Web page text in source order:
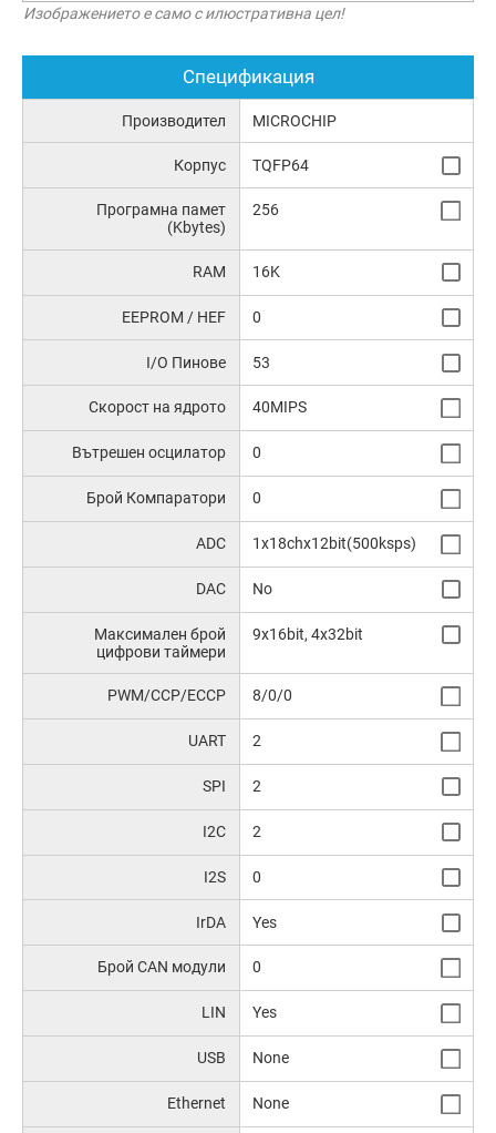
Изображението е само с илюстративна цел!
Спецификация
Производител MICROCHIP
Корпус TQFP64
Програмна памет
(Kbytes)
256
RAM 16K
EEPROM / HEF 0
I/O Пинове 53
Скорост на ядрото 40MIPS
Вътрешен осцилатор 0
Брой Компаратори 0
ADC 1x18chx12bit(500ksps)
DAC No
Максимален брой
цифрови таймери
9x16bit, 4x32bit
PWM/CCP/ECCP 8/0/0
UART 2
SPI 2
I2C 2
I2S 0
IrDA Yes
Брой CAN модули 0
LIN Yes
USB None
Ethernet None